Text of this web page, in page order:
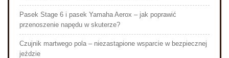
Pasek Stage 6 i pasek Yamaha Aerox – jak poprawić
przenoszenie napędu w skuterze?
Czujnik martwego pola – niezastąpione wsparcie w bezpiecznej
jeździe